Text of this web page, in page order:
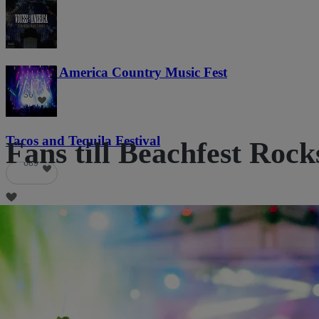
Voices of America Country Music Fest
36
Tacos and Tequila Festival
689
Fans till Beachfest